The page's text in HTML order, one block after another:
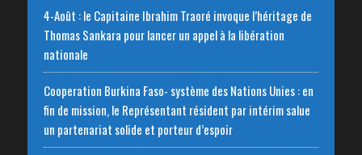
4-Août : le Capitaine Ibrahim Traoré invoque l’héritage de
Thomas Sankara pour lancer un appel à la libération
nationale
‎Cooperation Burkina Faso- système des Nations Unies : en
fin de mission, le Représentant résident par intérim salue
un partenariat solide et porteur d’espoir